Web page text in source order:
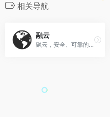
相关导航
融云
融云，安全、可靠的全球互联网通信云服务商